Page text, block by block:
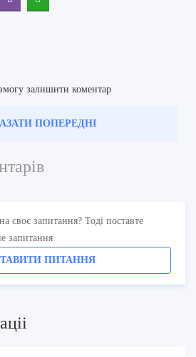
залишити коментар
ПОПЕРЕДНІ
своє запитання? Тоді поставте
запитання
ПИТАННЯ